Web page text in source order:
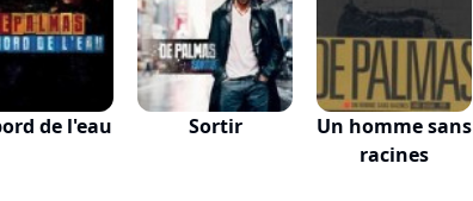
de l'eau Sortir
Un homme sans
racines